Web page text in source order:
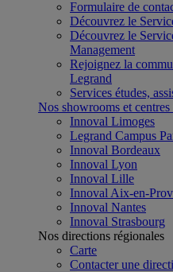
Formulaire de
Découvrez le
Découvrez le
Management
Rejoignez la
Legrand
Services études,
Nos showrooms et
Innoval Limoges
Legrand Campus
Innoval Bordeaux
Innoval Lyon
Innoval Lille
Innoval Aix-en-
Innoval Nantes
Innoval Strasbourg
Nos directions régionales
Carte
Contacter une